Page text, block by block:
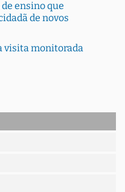
ensino que
de novos
visita monitorada